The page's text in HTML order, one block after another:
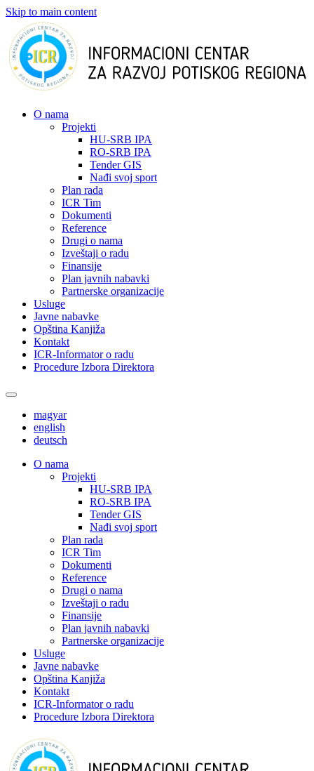
Skip to main content
О nama
Projekti
HU-SRB IPA
RO-SRB IPA
Tender GIS
Nađi svoj sport
Plan rada
ICR Tim
Dokumenti
Reference
Drugi o nama
Izveštaji o radu
Finansije
Plan javnih nabavki
Partnerske organizacije
Usluge
Javne nabavke
Opština Kanjiža
Kontakt
ICR-Informator o radu
Procedure Izbora Direktora
magyar
english
deutsch
О nama
Projekti
HU-SRB IPA
RO-SRB IPA
Tender GIS
Nađi svoj sport
Plan rada
ICR Tim
Dokumenti
Reference
Drugi o nama
Izveštaji o radu
Finansije
Plan javnih nabavki
Partnerske organizacije
Usluge
Javne nabavke
Opština Kanjiža
Kontakt
ICR-Informator o radu
Procedure Izbora Direktora